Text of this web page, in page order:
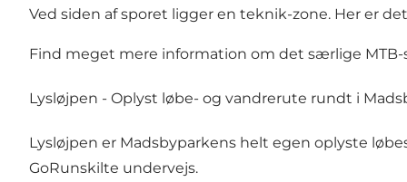
Ved siden af sporet ligger en teknik-zone. Her er
Find meget mere information om det særlige MTB-
Lysløjpen - Oplyst løbe- og vandrerute rundt i
Lysløjpen er Madsbyparkens helt egen oplyste
GoRunskilte undervejs.